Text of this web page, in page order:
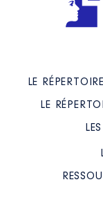
LE
LE